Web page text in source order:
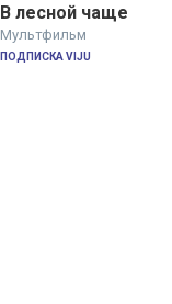
В лесной чаще
Мультфильм
ПОДПИСКА VIJU